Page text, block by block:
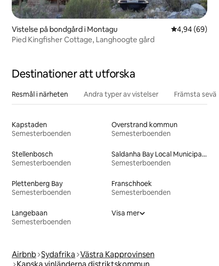
Vistelse på bondgård i Montagu 4,94 av 5 i
4,94 (69)
Pied Kingfisher Cottage, Langhoogte gård
Destinationer att utforska
Resmål i närheten Andra typer av vistelser Främsta
Kapstaden
Semesterboenden
Overstrand kommun
Semesterboenden
Stellenbosch
Semesterboenden
Saldanha Bay Local Municipality
Semesterboenden
Plettenberg Bay
Semesterboenden
Franschhoek
Semesterboenden
Langebaan
Semesterboenden
Visa mer
Airbnb Sydafrika Västra Kapprovinsen